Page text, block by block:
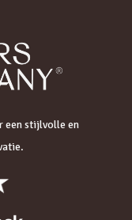
een stijlvolle en